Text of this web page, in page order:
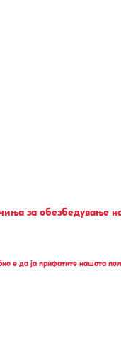
за обезбедување
е да ја прифатите нашата